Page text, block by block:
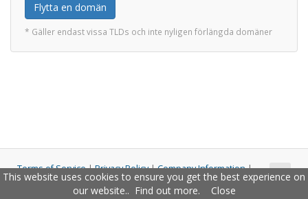
This website uses cookies to ensure you get the best experience on
our website.. Find out more. Close
Flytta en domän
* Gäller endast vissa TLDs och inte nyligen förlängda domäner
Terms of Service|Privacy Policy|Company Information|
Copyright © 2011 - 2026 Closco Ltd. All Rights Reserved.